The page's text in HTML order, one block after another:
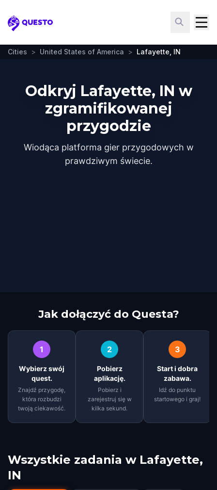
Questo
Cities > United States of America > Lafayette, IN
Odkryj Lafayette, IN w
zgramifikowanej
przygodzie
Wiodąca platforma gier przygodowych w
prawdziwym świecie.
Jak dołączyć do Questa?
1
Wybierz swój
quest.
Znajdź przygodę,
która rozbudzi
twoją ciekawość.
2
Pobierz
aplikację.
Pobierz i
zarejestruj się w
kilka sekund.
3
Start i dobra
zabawa.
Idź do punktu
startowego i graj!
Wszystkie zadania w Lafayette,
IN